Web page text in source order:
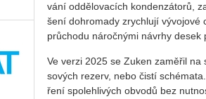
vá­ní od­dě­lo­va­cích kon­den­zá­to­rů,
še­ní do­hro­ma­dy zrych­lu­jí vý­vo­jo­vé
prů­cho­du ná­roč­ný­mi ná­vrhy desek
Ve verzi 2025 se Zuken za­mě­řil
so­vých re­zerv, nebo čistí
ře­ní spo­leh­li­vých ob­vo­dů bez